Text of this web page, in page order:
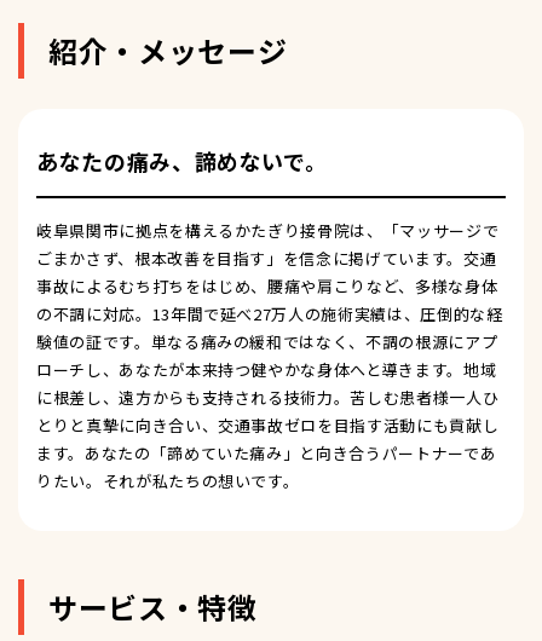
紹介・メッセージ
あなたの痛み、諦めないで。
岐阜県関市に拠点を構えるかたぎり接骨院は、「マッサージで
ごまかさず、根本改善を目指す」を信念に掲げています。交通
事故によるむち打ちをはじめ、腰痛や肩こりなど、多様な身体
の不調に対応。13年間で延べ27万人の施術実績は、圧倒的な経
験値の証です。単なる痛みの緩和ではなく、不調の根源にアプ
ローチし、あなたが本来持つ健やかな身体へと導きます。地域
に根差し、遠方からも支持される技術力。苦しむ患者様一人ひ
とりと真摯に向き合い、交通事故ゼロを目指す活動にも貢献し
ます。あなたの「諦めていた痛み」と向き合うパートナーであ
りたい。それが私たちの想いです。
サービス・特徴